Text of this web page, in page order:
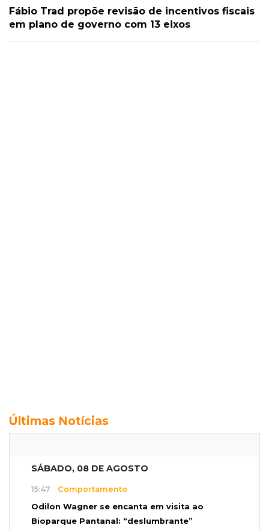
Fábio Trad propõe revisão de incentivos fiscais
em plano de governo com 13 eixos
Últimas Notícias
SÁBADO, 08 DE AGOSTO
15:47 Comportamento
Odilon Wagner se encanta em visita ao
Bioparque Pantanal: “deslumbrante”